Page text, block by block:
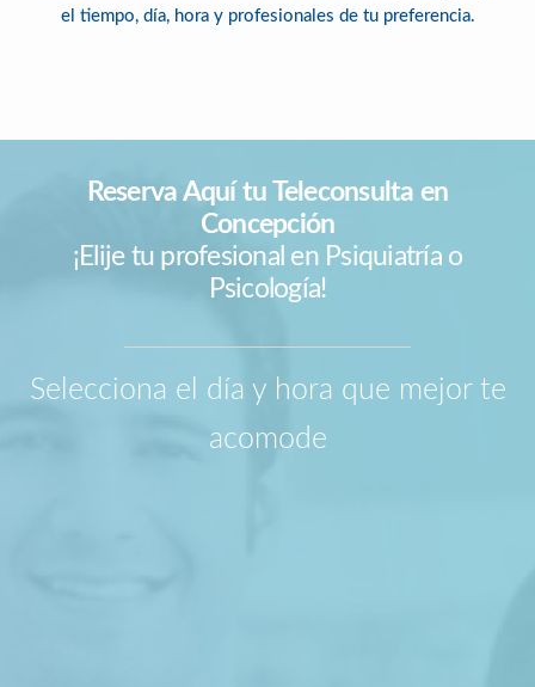
el tiempo, día, hora y profesionales de tu preferencia.
Reserva Aquí tu Teleconsulta en
Concepción
¡Elije tu profesional en Psiquiatría o
Psicología!
Selecciona el día y hora que mejor te
acomode